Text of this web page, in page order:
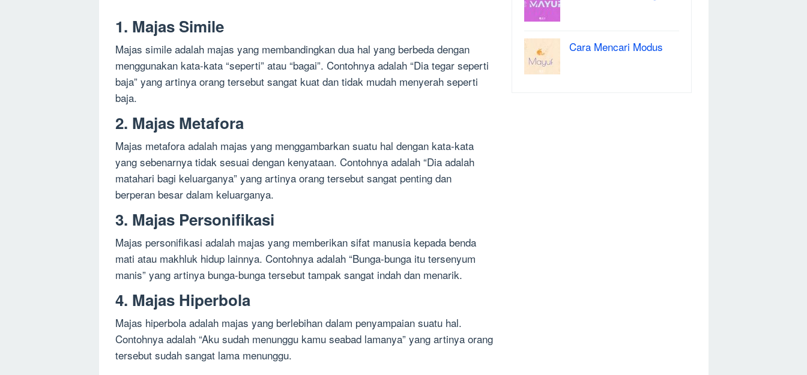
1. Majas Simile
Majas simile adalah majas yang membandingkan dua hal yang berbeda dengan
menggunakan kata-kata “seperti” atau “bagai”. Contohnya adalah “Dia tegar seperti
baja” yang artinya orang tersebut sangat kuat dan tidak mudah menyerah seperti
baja.
2. Majas Metafora
Majas metafora adalah majas yang menggambarkan suatu hal dengan kata-kata
yang sebenarnya tidak sesuai dengan kenyataan. Contohnya adalah “Dia adalah
matahari bagi keluarganya” yang artinya orang tersebut sangat penting dan
berperan besar dalam keluarganya.
3. Majas Personifikasi
Majas personifikasi adalah majas yang memberikan sifat manusia kepada benda
mati atau makhluk hidup lainnya. Contohnya adalah “Bunga-bunga itu tersenyum
manis” yang artinya bunga-bunga tersebut tampak sangat indah dan menarik.
4. Majas Hiperbola
Majas hiperbola adalah majas yang berlebihan dalam penyampaian suatu hal.
Contohnya adalah “Aku sudah menunggu kamu seabad lamanya” yang artinya orang
tersebut sudah sangat lama menunggu.
Cara Mencari Modus